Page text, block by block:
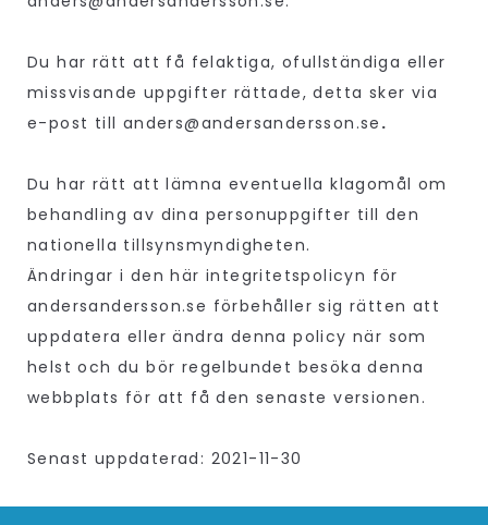
Du har rätt att få felaktiga, ofullständiga eller
missvisande uppgifter rättade, detta sker via
e-post till anders@andersandersson.se .
Du har rätt att lämna eventuella klagomål om
behandling av dina personuppgifter till den
nationella tillsynsmyndigheten.
Ändringar i den här integritetspolicyn för
andersandersson.se förbehåller sig rätten att
uppdatera eller ändra denna policy när som
helst och du bör regelbundet besöka denna
webbplats för att få den senaste versionen.
Senast uppdaterad: 2021-11-30